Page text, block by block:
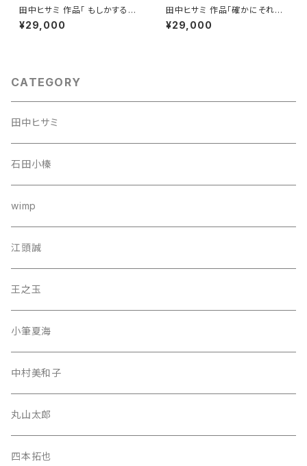
田中ヒサミ 作品「 もしかすると
さっきと同じかもしれない」
¥29,000
田中ヒサミ 作品「確かにそれも
またいいかもしれない」
¥29,000
CATEGORY
田中ヒサミ
石田小榛
wimp
江頭誠
王之玉
小筆夏海
中村美和子
丸山太郎
四本拓也